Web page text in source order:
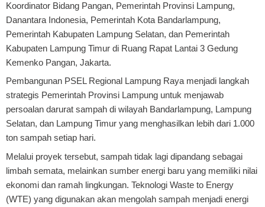
Koordinator Bidang Pangan, Pemerintah Provinsi Lampung,
Danantara Indonesia, Pemerintah Kota Bandarlampung,
Pemerintah Kabupaten Lampung Selatan, dan Pemerintah
Kabupaten Lampung Timur di Ruang Rapat Lantai 3 Gedung
Kemenko Pangan, Jakarta.
Pembangunan PSEL Regional Lampung Raya menjadi langkah
strategis Pemerintah Provinsi Lampung untuk menjawab
persoalan darurat sampah di wilayah Bandarlampung, Lampung
Selatan, dan Lampung Timur yang menghasilkan lebih dari 1.000
ton sampah setiap hari.
Melalui proyek tersebut, sampah tidak lagi dipandang sebagai
limbah semata, melainkan sumber energi baru yang memiliki nilai
ekonomi dan ramah lingkungan. Teknologi Waste to Energy
(WTE) yang digunakan akan mengolah sampah menjadi energi